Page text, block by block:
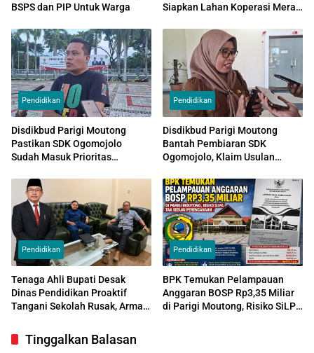
BSPS dan PIP Untuk Warga
Siapkan Lahan Koperasi Merah
Pendidikan
Disdikbud Parigi Moutong
Pastikan SDK Ogomojolo
Sudah Masuk Prioritas
Penetapan Tahap II
Pendidikan
Disdikbud Parigi Moutong
Bantah Pembiaran SDK
Ogomojolo, Klaim Usulan
Sebelum Viral
Pendidikan
Tenaga Ahli Bupati Desak
Dinas Pendidikan Proaktif
Tangani Sekolah Rusak, Arman
Menunggu Respons
Kementerian
Pendidikan
BPK Temukan Pelampauan
Anggaran BOSP Rp3,35 Miliar
di Parigi Moutong, Risiko SiLPA
Tinggalkan Balasan